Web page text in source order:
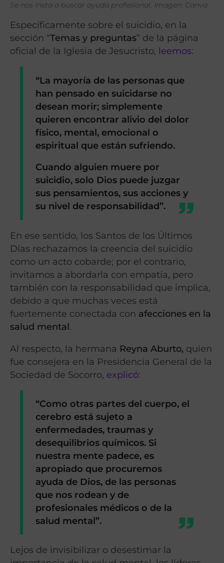
Se nos insta a buscar ayuda profesional. Imagen: Canva
Específicamente sobre el suicidio, en la
sección “Temas y preguntas” de la página
oficial de la Iglesia de Jesucristo, leemos:
“La mayoría de las personas que
han pensado en suicidarse no
desean morir; simplemente
quieren encontrar alivio del dolor
físico, mental, emocional o
espiritual que están sufriendo.
Cuando alguien muere por
suicidio,solo Dios puede juzgar
sus pensamientos, sus acciones y
su nivel de responsabilidad”.
En ese sentido, los Santos de los Últimos
Días rechazamos la creencia del suicidio
como un acto cobarde; por el contrario,
invitamos a abordarla con empatía, pero
también con la responsabilidad que implica,
debido a que muchas veces está
fuertemente conectada con afecciones en la
salud mental.
Al respecto, la hermana Reyna Aburto, quien
fue consejera en la Presidencia General de la
Sociedad de Socorro, explicó:
“Como otras partes del cuerpo, el
cerebro está sujeto a
enfermedades, traumas y
desequilibrios químicos. Si
nuestra mente padece, es
apropiado que procuremos
ayuda de Dios, de las personas
que nos rodean y de
profesionales médicos o de la
salud mental”.
Lejos de invisibilizar o desestimar la